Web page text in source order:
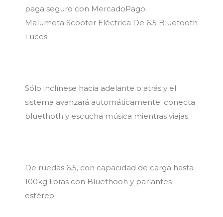
paga seguro con MercadoPago.
Malumeta Scooter Eléctrica De 6.5 Bluetooth
Luces
Sólo inclínese hacia adelante o atrás y el
sistema avanzará automáticamente. conecta
bluethoth y escucha música mientras viajas.
De ruedas 6.5, con capacidad de carga hasta
100kg libras con Bluethooh y parlantes
estéreo.